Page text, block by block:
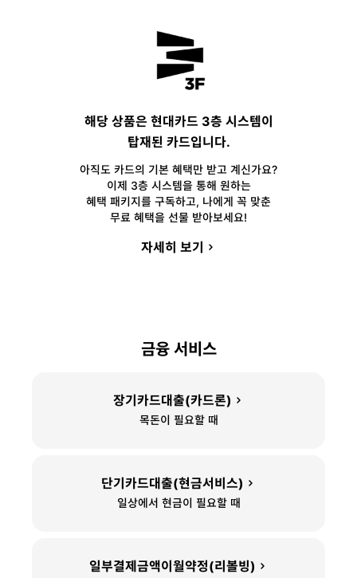
해당 상품은 현대카드 3층 시스템이
탑재된 카드입니다.
아직도 카드의 기본 혜택만 받고 계신가요?
이제 3층 시스템을 통해 원하는
혜택 패키지를 구독하고, 나에게 꼭 맞춘
무료 혜택을 선물 받아보세요!
자세히 보기
금융 서비스
장기카드대출(카드론)
목돈이 필요할 때
단기카드대출(현금서비스)
일상에서 현금이 필요할 때
일부결제금액이월약정(리볼빙)